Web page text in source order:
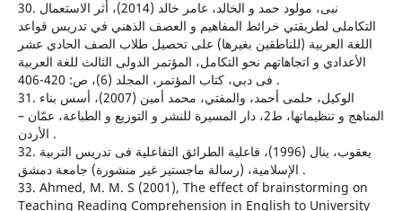
30. نبى، مولود حمد و الخالد، عامر خالد (2014)، أثر الاستعمال
التكاملى لطريقتي خرائط المفاهيم و العصف الذهني في تدريس قواعد
اللغة العربية (للناطقين بغيرها) على تحصيل طلاب الصف الحادي عشر
الأعدادي و اتجاهاتهم نحو التكامل، المؤتمر الدولى الثالث للغة العربية
فى دبي، كتاب المؤتمر، المجلد (6)، ص: 420-406 .
31. الوكيل، حلمى أحمد، والمفتي، محمد أمين (2007)، أسس بناء
المناهج و تنظيماتها، ط2، دار المسيرة للنشر و التوزيع و الطباعة، عمّان –
الأردن .
32. يعقوب، ينال (1996)، فاعلية الطرائق التفاعلية فى تدريس التربية
الإسلامية، (رسالة ماجستير غير منشورة) جامعة دمشق .
33. Ahmed, M. M. S (2001), The effect of brainstorming on
Teaching Reading Comprehension in English to University